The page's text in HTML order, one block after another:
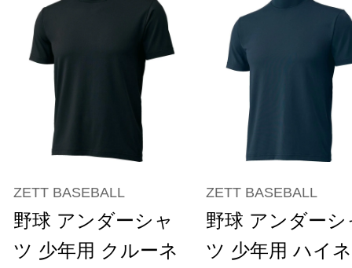
ZETT BASEBALL
野球 アンダーシャ
ツ 少年用 クルーネ
ZETT BASEBALL
野球 アンダーシ
ツ 少年用 ハイ